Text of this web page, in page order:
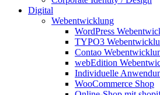
Digital
Webentwicklung
WordPress
TYPO3
Contao
webEdition
Individuelle
WooCommerce Shop